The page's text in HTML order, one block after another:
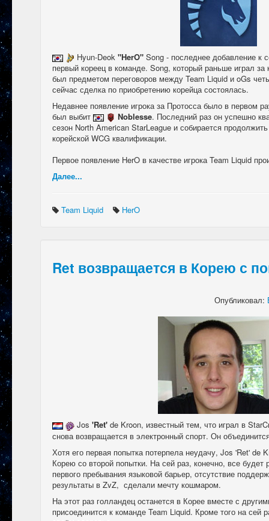
Hyun-Deok "HerO" Song - последнее добавление к
первый кореец в команде. Song, который раньше играл
был предметом переговоров между Team Liquid и oGs
сейчас сделка по приобретению корейца состоялась.
Недавнее появление игрока за Протосса было в первом
был выбит
Noblesse. Последний раз он успешно
сезон North American StarLeague и собирается
корейской WCG квалификации.
Первое появление HerO в качестве игрока Team Liquid
Далее...
Team Liquid HerO
Ret возвращается в Корею с
Опубликовал:
Jos 'Ret' de Kroon, известный тем, что играл в
снова возвращается в электронный спорт. Он
Хотя его первая попытка потерпела неудачу, Jos 'Ret' de
Корею со второй попытки. На сей раз, конечно, все будет
первого пребывания языковой барьер, отсутствие
результаты в ZvZ, сделали мечту кошмаром.
На этот раз голландец останется в Корее вместе с
присоединится к команде Team Liquid. Кроме того на сей